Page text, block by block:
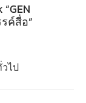
ค์สื่อ”
ไป